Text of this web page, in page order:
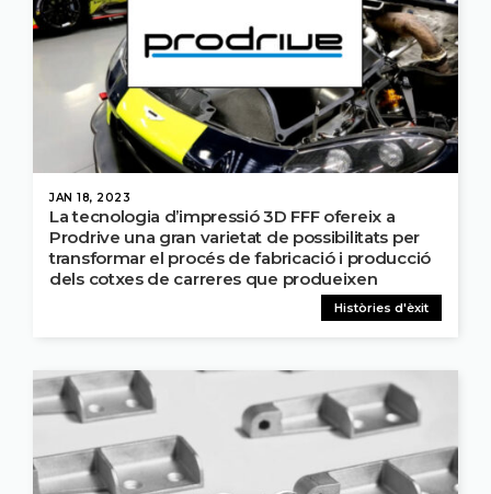
JAN 18, 2023
Històries d'èxit
La tecnologia d’impressió 3D FFF ofereix a
Prodrive una gran varietat de possibilitats per
transformar el procés de fabricació i producció
dels cotxes de carreres que produeixen